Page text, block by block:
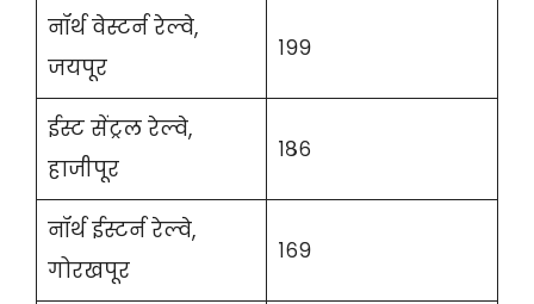
नॉर्थ वेस्टर्न रेल्वे,
जयपूर
१९९
ईस्ट सेंट्रल रेल्वे,
हाजीपूर
१८६
नॉर्थ ईस्टर्न रेल्वे,
गोरखपूर
१६९